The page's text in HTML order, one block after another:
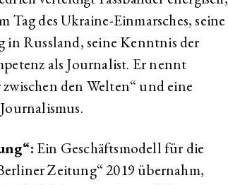
Tag des Ukraine-Einmarsches, seine
in Russland, seine Kenntnis der
als Journalist. Er nennt
den Welten“ und eine
Ein Geschäftsmodell für die
Zeitung“ 2019 übernahm,